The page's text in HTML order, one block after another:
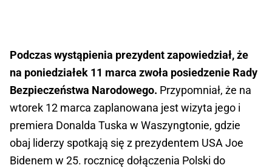
Podczas wystąpienia prezydent zapowiedział, że
na poniedziałek 11 marca zwoła posiedzenie Rady
Bezpieczeństwa Narodowego. Przypomniał, że na
wtorek 12 marca zaplanowana jest wizyta jego i
premiera Donalda Tuska w Waszyngtonie, gdzie
obaj liderzy spotkają się z prezydentem USA Joe
Bidenem w 25. rocznicę dołączenia Polski do